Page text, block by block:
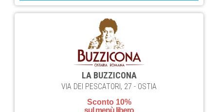
LA BUZZICONA
VIA DEI PESCATORI, 27 - OSTIA
Sconto 10%